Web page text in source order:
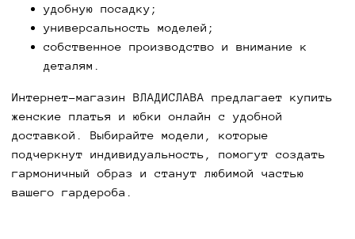
удобную посадку;
универсальность моделей;
собственное производство и внимание к
деталям.
Интернет-магазин ВЛАДИСЛАВА предлагает купить
женские платья и юбки онлайн с удобной
доставкой. Выбирайте модели, которые
подчеркнут индивидуальность, помогут создать
гармоничный образ и станут любимой частью
вашего гардероба.